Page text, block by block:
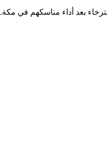
بعد أداء مناسكهم في مكة.